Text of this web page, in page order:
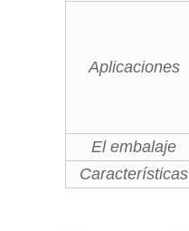
Aplicaciones
El embalaje
Características